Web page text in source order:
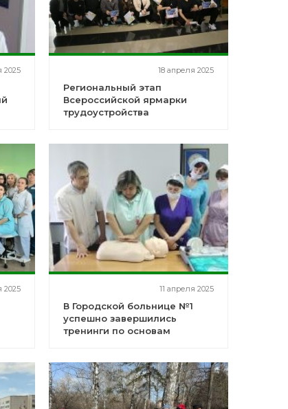
2025 18 апреля 2025
Региональный этап
Всероссийской ярмарки
трудоустройства
2025 11 апреля 2025
В Городской больнице №1
успешно завершились
тренинги по основам